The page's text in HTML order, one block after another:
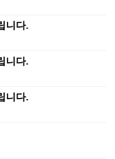
니다.
니다.
니다.